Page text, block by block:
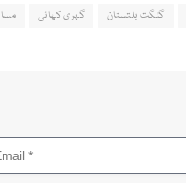
گلگت بلتستان گہری کھائی